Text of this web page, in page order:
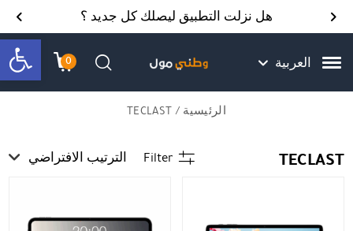
Skip to Content
Contact Us هل نزلت التطبيق ليصلك كل جديد ؟
العربية 0
עגלתחיפוש
الرئيسية / TECLAST
TECLAST
Filter الترتيب الافتراضي
Back top top